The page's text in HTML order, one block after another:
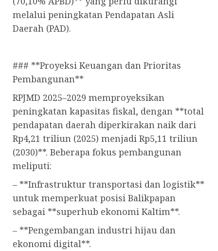
melalui peningkatan Pendapatan Asli
Daerah (PAD).
### **Proyeksi Keuangan dan Prioritas
Pembangunan**
RPJMD 2025–2029 memproyeksikan
peningkatan kapasitas fiskal, dengan **total
pendapatan daerah diperkirakan naik dari
Rp4,21 triliun (2025) menjadi Rp5,11 triliun
(2030)**. Beberapa fokus pembangunan
meliputi:
– **Infrastruktur transportasi dan logistik**
untuk memperkuat posisi Balikpapan
sebagai **superhub ekonomi Kaltim**.
– **Pengembangan industri hijau dan
ekonomi digital**.